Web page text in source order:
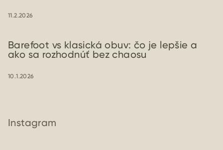
11.2.2026
Barefoot vs klasická obuv: čo je lepšie a
ako sa rozhodnúť bez chaosu
10.1.2026
Instagram